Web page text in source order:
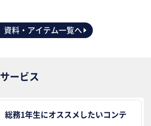
資料・アイテム一覧へ
ービス
総務1年生にオススメしたいコンテ